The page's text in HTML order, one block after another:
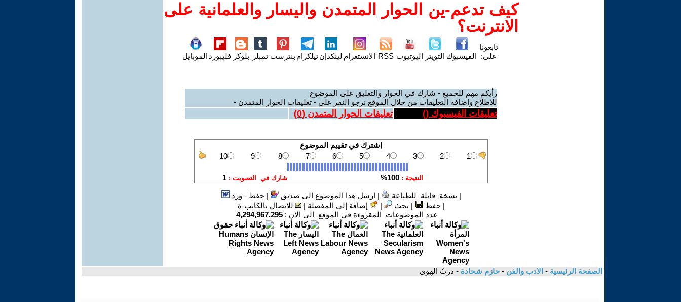
كيف تدعم-ين الحوار المتمدن واليسار والعلمانية على
الانترنت؟
تابعونا
على: الفيسبوك التويتر اليوتيوب RSS الانستغرام لينكدإنتيلكرام بنترست تمبلر بلوكر فليبورد الموبايل
رأيكم مهم للجميع - شارك في الحوار والتعليق على الموضوع
للاطلاع وإضافة التعليقات من خلال الموقع نرجو النقر على - تعليقات الحوار المتمدن -
تعليقات الفيسبوك () تعليقات الحوار المتمدن (0
)
| نسخة قابلة للطباعة | ارسل هذا الموضوع الى صديق |حفظ - ورد
|حفظ | بحث | إضافة إلى المفضلة |
للاتصال بالكاتب-ة
عدد الموضوعات المقروءة في الموقع الى الان : 4,294,967,295
الصفحة الرئيسية - الادب والفن - حازم شحادة - دربُ الهوى